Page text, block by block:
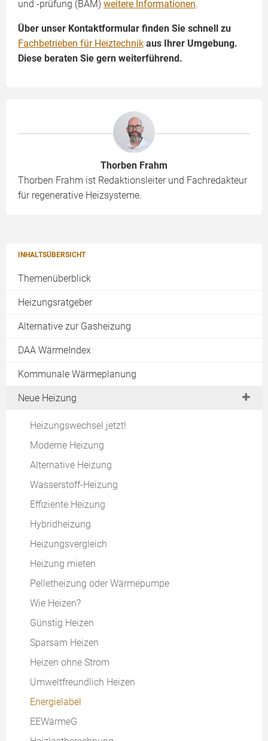
INHALTSÜBERSICHT
Themenüberblick
Heizungsratgeber
Alternative zur Gasheizung
DAA WärmeIndex
Kommunale Wärmeplanung
Neue Heizung
Heizungswechsel jetzt!
Moderne Heizung
Alternative Heizung
Wasserstoff-Heizung
Effiziente Heizung
Hybridheizung
Heizungsvergleich
Heizung mieten
Pelletheizung oder Wärmepumpe
Wie Heizen?
Günstig Heizen
Sparsam Heizen
Heizen ohne Strom
Umweltfreundlich Heizen
Energielabel
EEWärmeG
und -prüfung (BAM) weitere Informationen.
Über unser Kontaktformular finden Sie schnell zu
Fachbetrieben für Heiztechnik aus Ihrer Umgebung.
Diese beraten Sie gern weiterführend.
Thorben Frahm
Thorben Frahm ist Redaktionsleiter und Fachredakteur
für regenerative Heizsysteme.